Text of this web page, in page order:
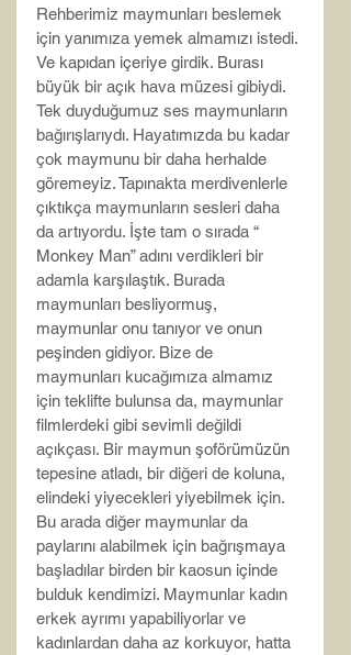
Rehberimiz maymunları beslemek
için yanımıza yemek almamızı istedi.
Ve kapıdan içeriye girdik. Burası
büyük bir açık hava müzesi gibiydi.
Tek duyduğumuz ses maymunların
bağırışlarıydı. Hayatımızda bu kadar
çok maymunu bir daha herhalde
göremeyiz. Tapınakta merdivenlerle
çıktıkça maymunların sesleri daha
da artıyordu. İşte tam o sırada “
Monkey Man” adını verdikleri bir
adamla karşılaştık. Burada
maymunları besliyormuş,
maymunlar onu tanıyor ve onun
peşinden gidiyor. Bize de
maymunları kucağımıza almamız
için teklifte bulunsa da, maymunlar
filmlerdeki gibi sevimli değildi
açıkçası. Bir maymun şoförümüzün
tepesine atladı, bir diğeri de koluna,
elindeki yiyecekleri yiyebilmek için.
Bu arada diğer maymunlar da
paylarını alabilmek için bağrışmaya
başladılar birden bir kaosun içinde
bulduk kendimizi. Maymunlar kadın
erkek ayrımı yapabiliyorlar ve
kadınlardan daha az korkuyor, hatta